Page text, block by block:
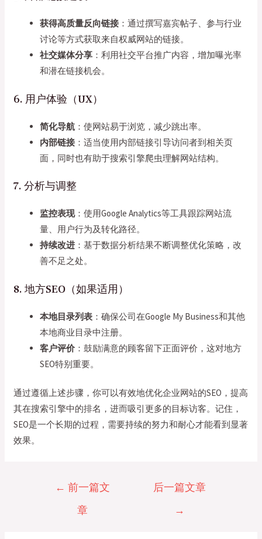
获得高质量反向链接 ：通过撰写嘉宾帖子、参与行业
讨论等方式获取来自权威网站的链接。
社交媒体分享 ：利用社交平台推广内容，增加曝光率
和潜在链接机会。
6. 用户体验（UX）
简化导航 ：使网站易于浏览，减少跳出率。
内部链接 ：适当使用内部链接引导访问者到相关页
面，同时也有助于搜索引擎爬虫理解网站结构。
7. 分析与调整
监控表现：使用Google Analytics等工具跟踪网站流
量、用户行为及转化路径。
持续改进 ：基于数据分析结果不断调整优化策略，改
善不足之处。
8. 地方SEO（如果适用）
本地目录列表 ：确保公司在Google My Business和其他
本地商业目录中注册。
客户评价 ：鼓励满意的顾客留下正面评价，这对地方
SEO特别重要。
通过遵循上述步骤，你可以有效地优化企业网站的SEO，提高
其在搜索引擎中的排名，进而吸引更多的目标访客。记住，
SEO是一个长期的过程，需要持续的努力和耐心才能看到显著
效果。
← 前一篇文
章
后一篇文章
→